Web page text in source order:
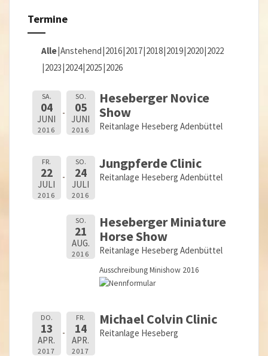
Termine
Alle Anstehend 2016 2017 2018 2019 2020 2022
2023 2024 2025 2026
SA.
04
JUNI
2016
SO.
05
JUNI
2016
Heseberger Novice
Show
Reitanlage Heseberg Adenbüttel
FR.
22
JULI
2016
SO.
24
JULI
2016
Jungpferde Clinic
Reitanlage Heseberg Adenbüttel
SO.
21
AUG.
2016
Heseberger Miniature
Horse Show
Reitanlage Heseberg Adenbüttel
Ausschreibung Minishow 2016
DO.
13
APR.
2017
FR.
14
APR.
2017
Michael Colvin Clinic
Reitanlage Heseberg